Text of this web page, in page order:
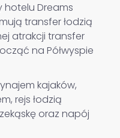
hotelu Dreams
transfer łodzią
atrakcji transfer
na Półwyspie
kajaków,
rejs łodzią
oraz napój